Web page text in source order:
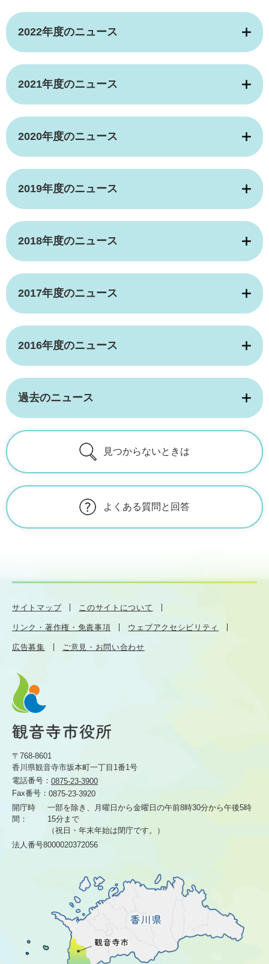
2022年度のニュース
2021年度のニュース
2020年度のニュース
2019年度のニュース
2018年度のニュース
2017年度のニュース
2016年度のニュース
過去のニュース
見つからないときは
よくある質問と回答
サイトマップ このサイトについて
リンク・著作権・免責事項 ウェブアクセシビリティ
広告募集 ご意見・お問い合わせ
〒768-8601
香川県観音寺市坂本町一丁目1番1号
電話番号： 0875-23-3900
Fax番号： 0875-23-3920
開庁時
間：
一部を除き、月曜日から金曜日の午前8時30分から午後5時
15分まで
（祝日・年末年始は閉庁です。）
法人番号8000020372056